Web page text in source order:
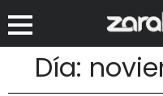
Día: